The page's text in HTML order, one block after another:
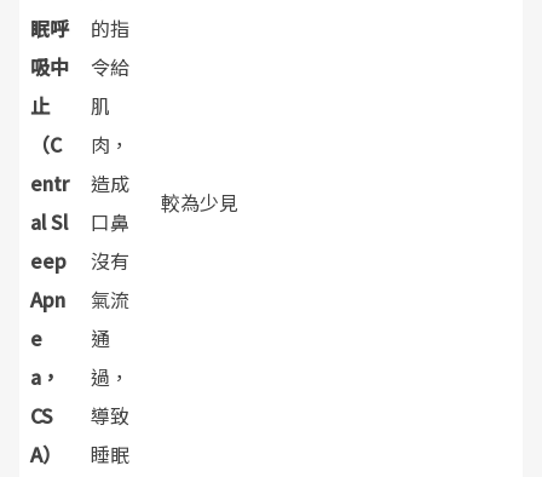
眠呼
吸中
止
（C
entr
al Sl
eep
Apn
e
a，
CS
A）
的指
令給
肌
肉，
造成
口鼻
沒有
氣流
通
過，
導致
睡眠
較為少見